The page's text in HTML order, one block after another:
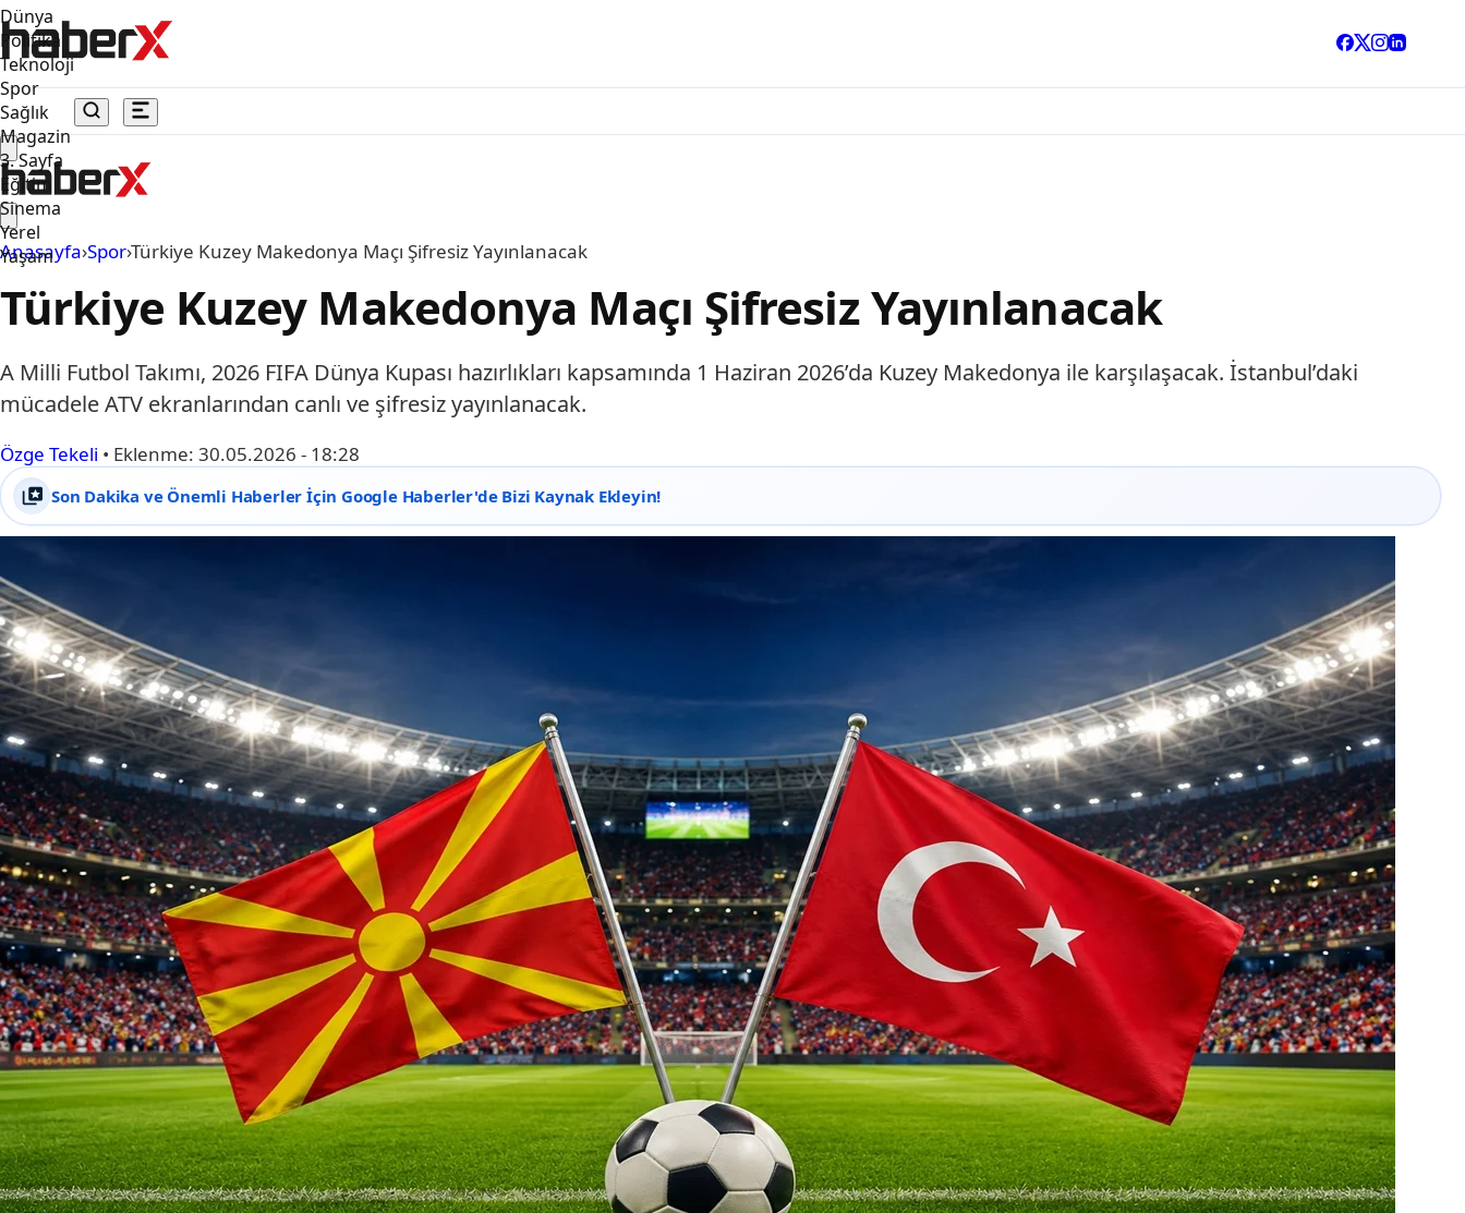
Dünya
Politika
Teknoloji
Spor
Sağlık
Magazin
3. Sayfa
Eğitim
Sinema
Yerel
Yaşam
Anasayfa›Spor›Türkiye Kuzey Makedonya Maçı Şifresiz Yayınlanacak
Türkiye Kuzey Makedonya Maçı Şifresiz Yayınlanacak
A Milli Futbol Takımı, 2026 FIFA Dünya Kupası hazırlıkları kapsamında 1 Haziran 2026’da Kuzey Makedonya ile karşılaşacak. İstanbul’daki
mücadele ATV ekranlarından canlı ve şifresiz yayınlanacak.
Özge Tekeli • Eklenme: 30.05.2026 - 18:28
Son Dakika ve Önemli Haberler İçin Google Haberler'de Bizi Kaynak Ekleyin!